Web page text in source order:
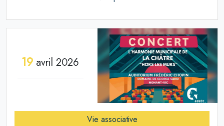
19 avril 2026
Vie associative